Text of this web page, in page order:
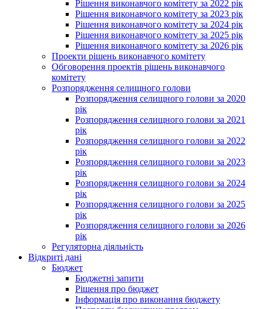
Рішення виконавчого комітету за 2022 рік
Рішення виконавчого комітету за 2023 рік
Рішення виконавчого комітету за 2024 рік
Рішення виконавчого комітету за 2025 рік
Рішення виконавчого комітету за 2026 рік
Проекти рішень виконавчого комітету
Обговорення проектів рішень виконавчого
комітету
Розпорядження селищного голови
Розпорядження селищного голови за 2020
рік
Розпорядження селищного голови за 2021
рік
Розпорядження селищного голови за 2022
рік
Розпорядження селищного голови за 2023
рік
Розпорядження селищного голови за 2024
рік
Розпорядження селищного голови за 2025
рік
Розпорядження селищного голови за 2026
рік
Регуляторна діяльність
Відкриті дані
Бюджет
Бюджетні запити
Рішення про бюджет
Інформація про виконання бюджету